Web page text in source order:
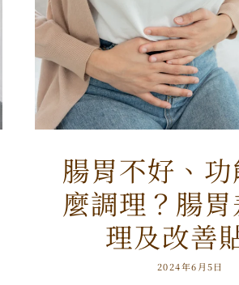
腸胃不好、
麼調理？腸
理及改善
2024年6月5日